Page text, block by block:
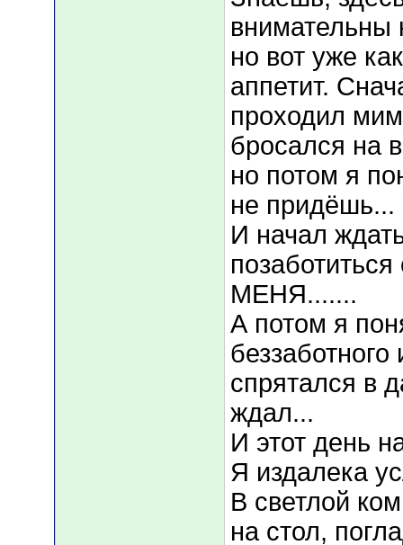
внимательны
но вот уже
аппетит.
проходил
бросался на
но потом я
не придёшь...
И начал
МЕНЯ.......
А потом я
спрятался в
ждал...
И этот день
Я издалека
В светлой
на стол,